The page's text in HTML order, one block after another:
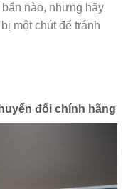
nào, nhưng hãy
một chút để tránh
đổi chính hãng